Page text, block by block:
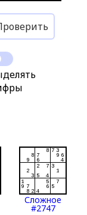
Сложное
#2747